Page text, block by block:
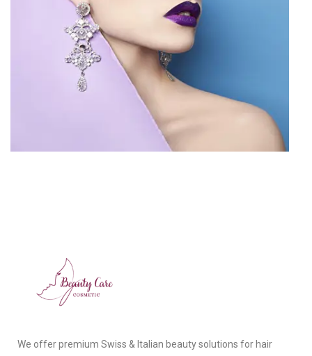
We offer premium Swiss & Italian beauty solutions for hair